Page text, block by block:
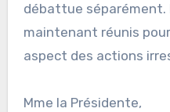
débattue séparément.
maintenant réunis
aspect des actions
Mme la Présidente,